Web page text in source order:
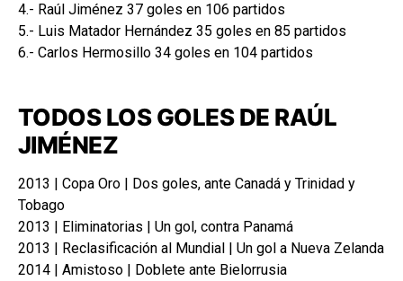
4.- Raúl Jiménez 37 goles en 106 partidos
5.- Luis Matador Hernández 35 goles en 85 partidos
6.- Carlos Hermosillo 34 goles en 104 partidos
TODOS LOS GOLES DE RAÚL
JIMÉNEZ
2013 | Copa Oro | Dos goles, ante Canadá y Trinidad y
Tobago
2013 | Eliminatorias | Un gol, contra Panamá
2013 | Reclasificación al Mundial | Un gol a Nueva Zelanda
2014 | Amistoso | Doblete ante Bielorrusia